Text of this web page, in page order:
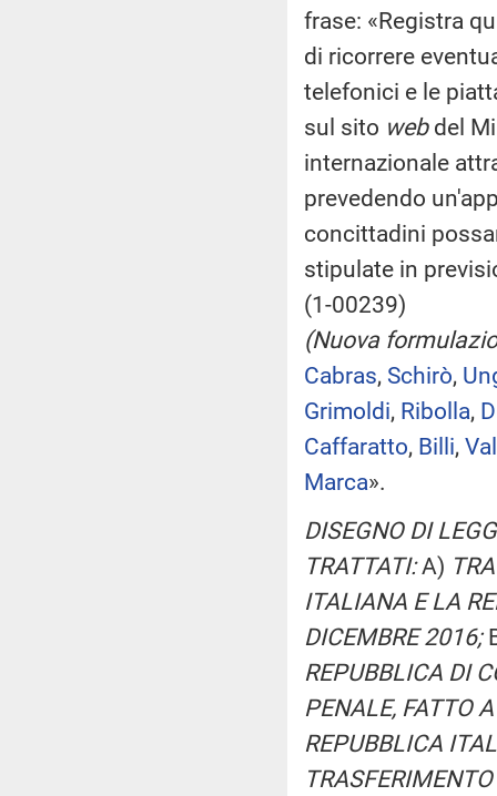
frase: «Registra
di ricorrere
telefonici e le
sul sito webdel
internazionale
prevedendo
concittadini
stipulate in
(1-00239)
(Nuova
Cabras, Schirò,
Grimoldi, Ribolla,
Caffaratto, Billi,
Marca».
DISEGNO DI
TRATTATI:A)
ITALIANA E LA
DICEMBRE 2016;
REPUBBLICA DI
PENALE, FATTO
REPUBBLICA